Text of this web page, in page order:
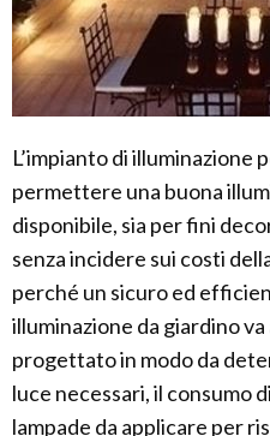
L’impianto di illuminazione
permettere una buona
disponibile, sia per fini
senza incidere sui costi
perché un sicuro ed
illuminazione da giardino
progettato in modo da
luce necessari, il consumo
lampade da applicare per